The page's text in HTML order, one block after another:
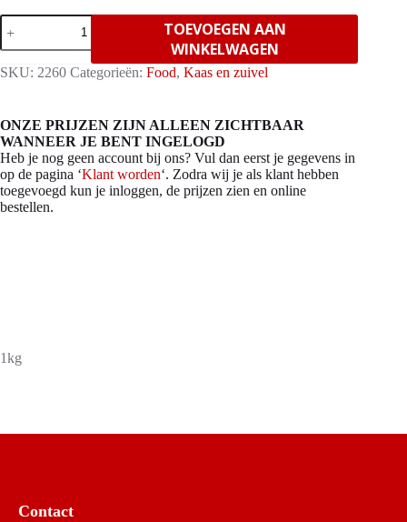
Kruidenboter
staaf
1kg
aantal
TOEVOEGEN AAN
WINKELWAGEN
SKU: 2260 Categorieën: Food, Kaas en zuivel
ONZE PRIJZEN ZIJN ALLEEN ZICHTBAAR
WANNEER JE BENT INGELOGD
Heb je nog geen account bij ons? Vul dan eerst je gegevens in
op de pagina ‘Klant worden‘. Zodra wij je als klant hebben
toegevoegd kun je inloggen, de prijzen zien en online
bestellen.
1kg
Contact